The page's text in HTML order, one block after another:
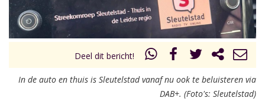
Deel dit bericht!
In de auto en thuis is Sleutelstad vanaf nu ook te beluisteren via
DAB+. (Foto's: Sleutelstad)